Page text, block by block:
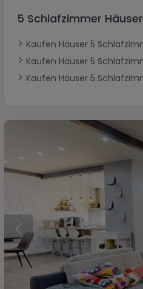
5 Schlafzimmer
Kaufen Häuser 5
Kaufen Häuser 5
Kaufen Häuser 5